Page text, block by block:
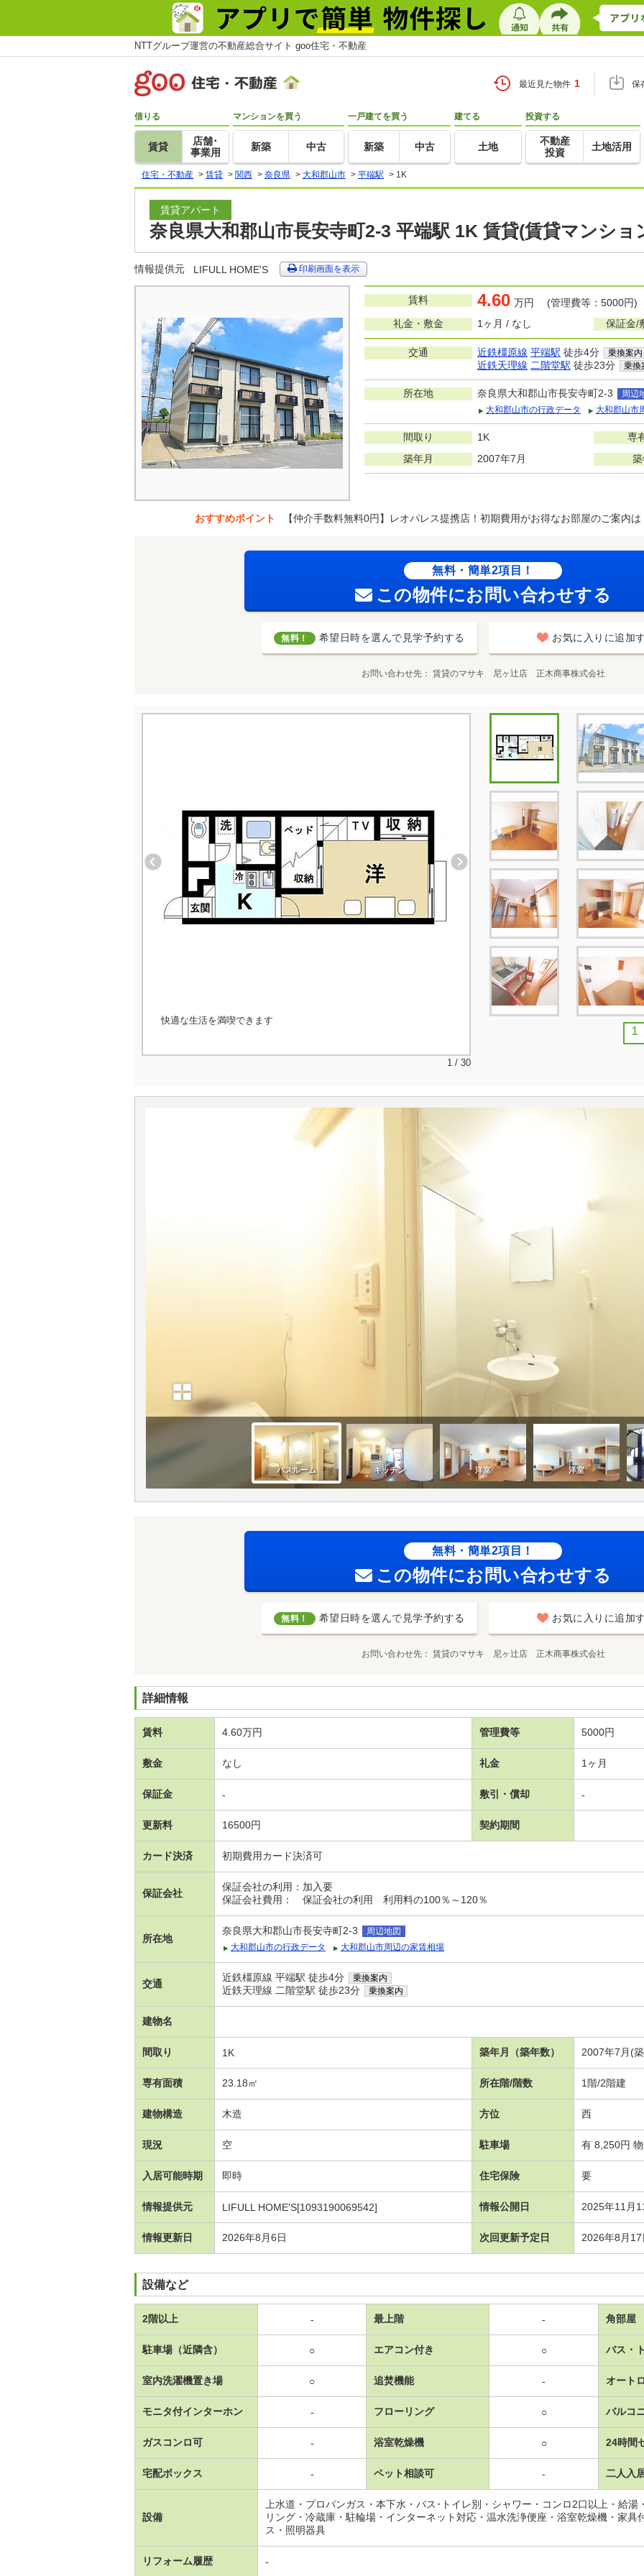
NTTグループ運営の不動産総合サイト goo住宅・不動産
最近見た物件 1 保
借りる
賃貸
店舗･
事業用
マンションを買う
新築 中古
一戸建てを買う
新築 中古
建てる
土地
投資する
不動産
投資
土地活用
住宅・不動産 > 賃貸 > 関西 > 奈良県 > 大和郡山市 > 平端駅 > 1K
賃貸アパート
奈良県大和郡山市長安寺町2-3 平端駅 1K 賃貸(賃貸マンショ
情報提供元 LIFULL HOME'S 印刷画面を表示
賃料 4.60 万円 (管理費等：5000円)
礼金・敷金
1ヶ月 / なし 保証金/
交通 近鉄橿原線 平端駅 徒歩4分 乗換案内
近鉄天理線 二階堂駅 徒歩23分 乗換
所在地 奈良県大和郡山市長安寺町2-3
周辺
大和郡山市の行政データ
大和郡山市
間取り 1K
専
築年月
2007年7月
おすすめポイント 【仲介手数料無料0円】レオパレス提携店！初期費用がお得なお部屋のご案内
無料・簡単2項目！
この物件にお問い合わせする
無料！ 希望日時を選んで見学予約する お気に入りに追加
お問い合わせ先 賃貸のマサキ 尼ヶ辻店 正木商事株式会社
快適な生活を満喫できます
1 / 30
1
無料・簡単2項目！
この物件にお問い合わせする
無料！ 希望日時を選んで見学予約する お気に入りに追加
お問い合わせ先 賃貸のマサキ 尼ヶ辻店 正木商事株式会社
詳細情報
賃料 4.60万円 管理費等 5000円
敷金 なし 礼金 1ヶ月
保証金 - 敷引・償却 -
更新料 16500円 契約期間
カード決済 初期費用カード決済可
保証会社
保証会社の利用：加入要
保証会社費用： 保証会社の利用 利用料の100％～120％
所在地
奈良県大和郡山市長安寺町2-3
周辺地図
大和郡山市の行政データ
大和郡山市周辺の家賃相場
交通
近鉄橿原線 平端駅 徒歩4分 乗換案内
近鉄天理線 二階堂駅 徒歩23分 乗換案内
建物名
間取り 1K 築年月（築年数） 2007年7月(
専有面積 23.18㎡ 所在階/階数 1階/2階建
建物構造 木造 方位 西
現況 空 駐車場 有 8,250円
入居可能時期 即時 住宅保険 要
情報提供元 LIFULL HOME'S[1093190069542] 情報公開日 2025年11月
情報更新日 2026年8月6日 次回更新予定日 2026年8月17
設備など
2階以上 - 最上階 - 角部屋
駐車場（近隣含） ○ エアコン付き ○ バス・
室内洗濯機置き場 ○ 追焚機能 - オート
モニタ付インターホン - フローリング ○ バルコ
ガスコンロ可 - 浴室乾燥機 ○ 24時間
宅配ボックス - ペット相談可 - 二人入
設備
上水道・プロパンガス・本下水・バス･トイレ別・シャワー・コンロ2口以上・給
リング・冷蔵庫・駐輪場・インターネット対応・温水洗浄便座・浴室乾燥機・家
ス・照明器具
リフォーム履歴 -